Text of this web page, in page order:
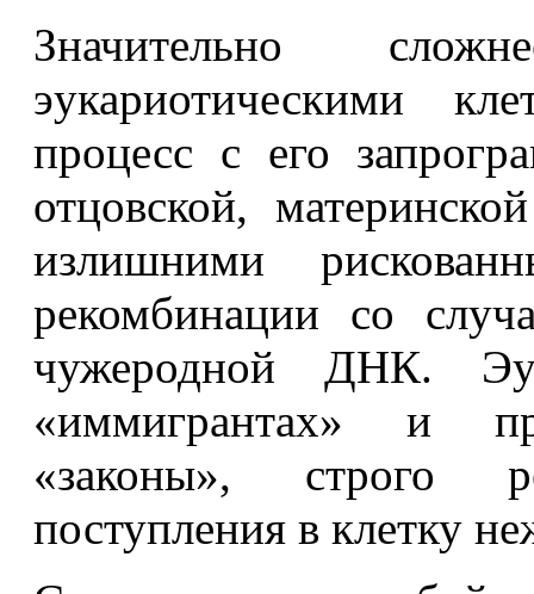
Значительно
эукариотическими
процесс с его
отцовской,
излишними
рекомбинации со
чужеродной ДНК.
«иммигрантах» и
«законы», строго
поступления в клетку